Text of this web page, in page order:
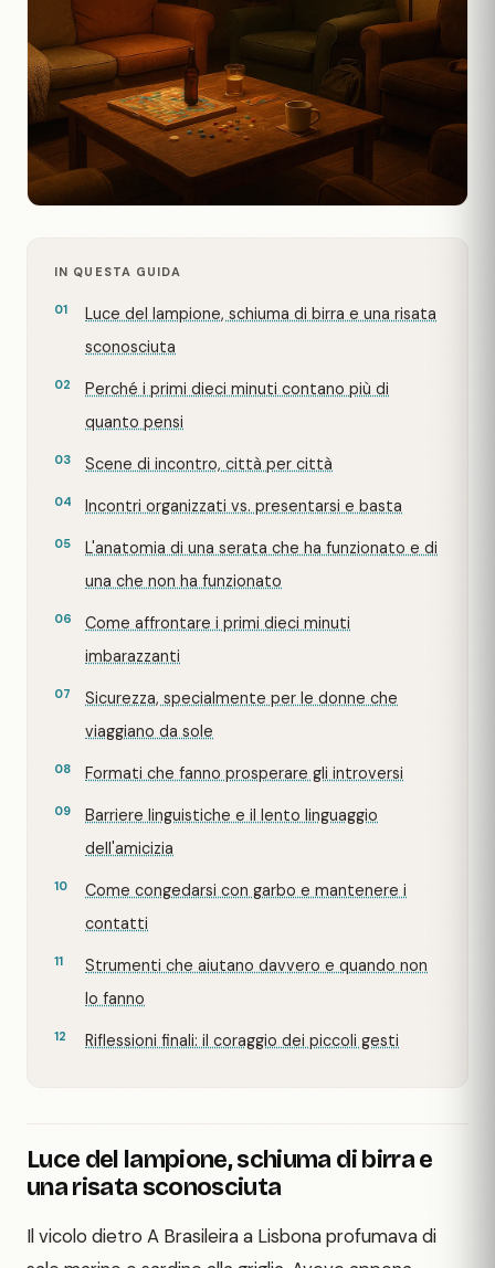
IN QUESTA GUIDA
Luce del lampione, schiuma di birra e una risata
sconosciuta
Perché i primi dieci minuti contano più di
quanto pensi
Scene di incontro, città per città
Incontri organizzati vs. presentarsi e basta
L'anatomia di una serata che ha funzionato e di
una che non ha funzionato
Come affrontare i primi dieci minuti
imbarazzanti
Sicurezza, specialmente per le donne che
viaggiano da sole
Formati che fanno prosperare gli introversi
Barriere linguistiche e il lento linguaggio
dell'amicizia
Come congedarsi con garbo e mantenere i
contatti
Strumenti che aiutano davvero e quando non
lo fanno
Riflessioni finali: il coraggio dei piccoli gesti
Luce del lampione, schiuma di birra e
una risata sconosciuta
Il vicolo dietro A Brasileira a Lisbona profumava di